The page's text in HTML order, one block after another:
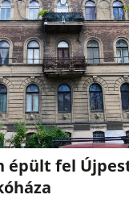
épült fel